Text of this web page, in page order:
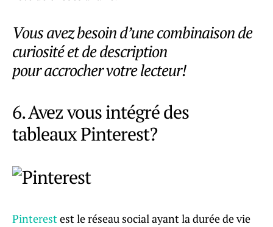
Vous avez besoin d’une combinaison de
curiosité et de description
pour accrocher votre lecteur!
6. Avez vous intégré des
tableaux Pinterest?
Pinterestest le réseau social ayant la durée de vie